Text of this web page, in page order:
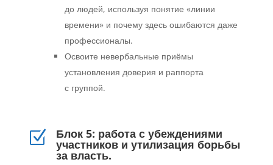
до людей, используя понятие «линии
времени» и почему здесь ошибаются даже
профессионалы.
Освоите невербальные приёмы
установления доверия и раппорта
с группой.
Z Блок 5: работа с убеждениями
участников и утилизация борьбы
за власть.